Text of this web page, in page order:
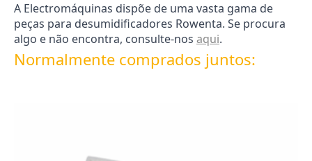
A Electromáquinas dispõe de uma vasta gama de
peças para desumidificadores Rowenta. Se procura
algo e não encontra, consulte-nos aqui.
Normalmente comprados juntos: